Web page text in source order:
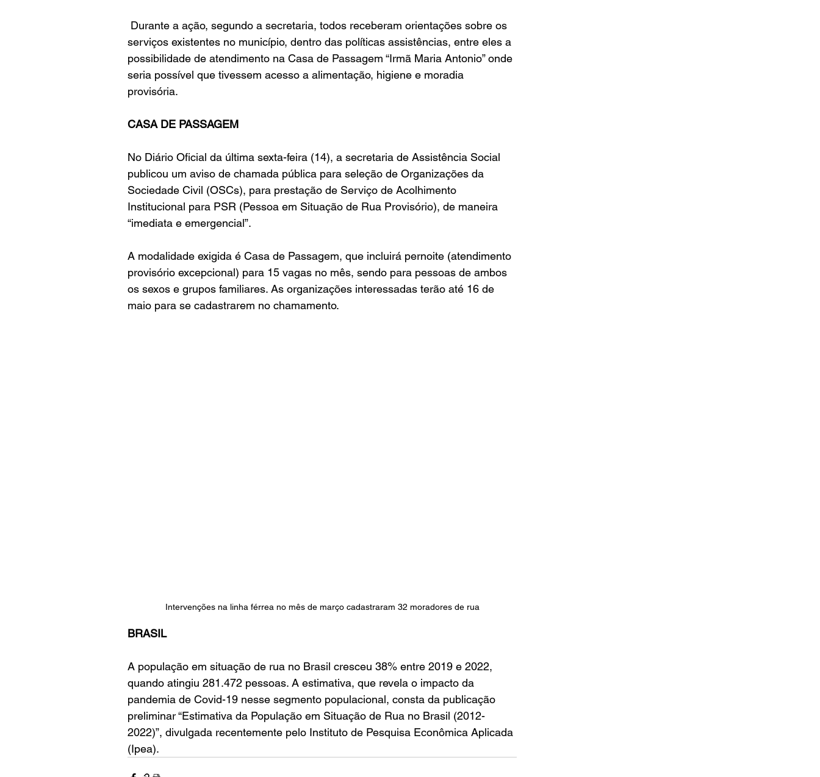
serviços existentes no município, dentro das políticas assistências, entre eles a
possibilidade de atendimento na Casa de Passagem “Irmã Maria Antonio” onde
seria possível que tivessem acesso a alimentação, higiene e moradia
provisória.
CASA DE PASSAGEM
No Diário Oficial da última sexta-feira (14), a secretaria de Assistência Social
publicou um aviso de chamada pública para seleção de Organizações da
Sociedade Civil (OSCs), para prestação de Serviço de Acolhimento
Institucional para PSR (Pessoa em Situação de Rua Provisório), de maneira
“imediata e emergencial”.
A modalidade exigida é Casa de Passagem, que incluirá pernoite (atendimento
provisório excepcional) para 15 vagas no mês, sendo para pessoas de ambos
os sexos e grupos familiares. As organizações interessadas terão até 16 de
maio para se cadastrarem no chamamento.
Intervenções na linha férrea no mês de março cadastraram 32 moradores de rua
BRASIL
A população em situação de rua no Brasil cresceu 38% entre 2019 e 2022,
quando atingiu 281.472 pessoas. A estimativa, que revela o impacto da
pandemia de Covid-19 nesse segmento populacional, consta da publicação
preliminar “Estimativa da População em Situação de Rua no Brasil (2012-
2022)”, divulgada recentemente pelo Instituto de Pesquisa Econômica Aplicada
(Ipea).